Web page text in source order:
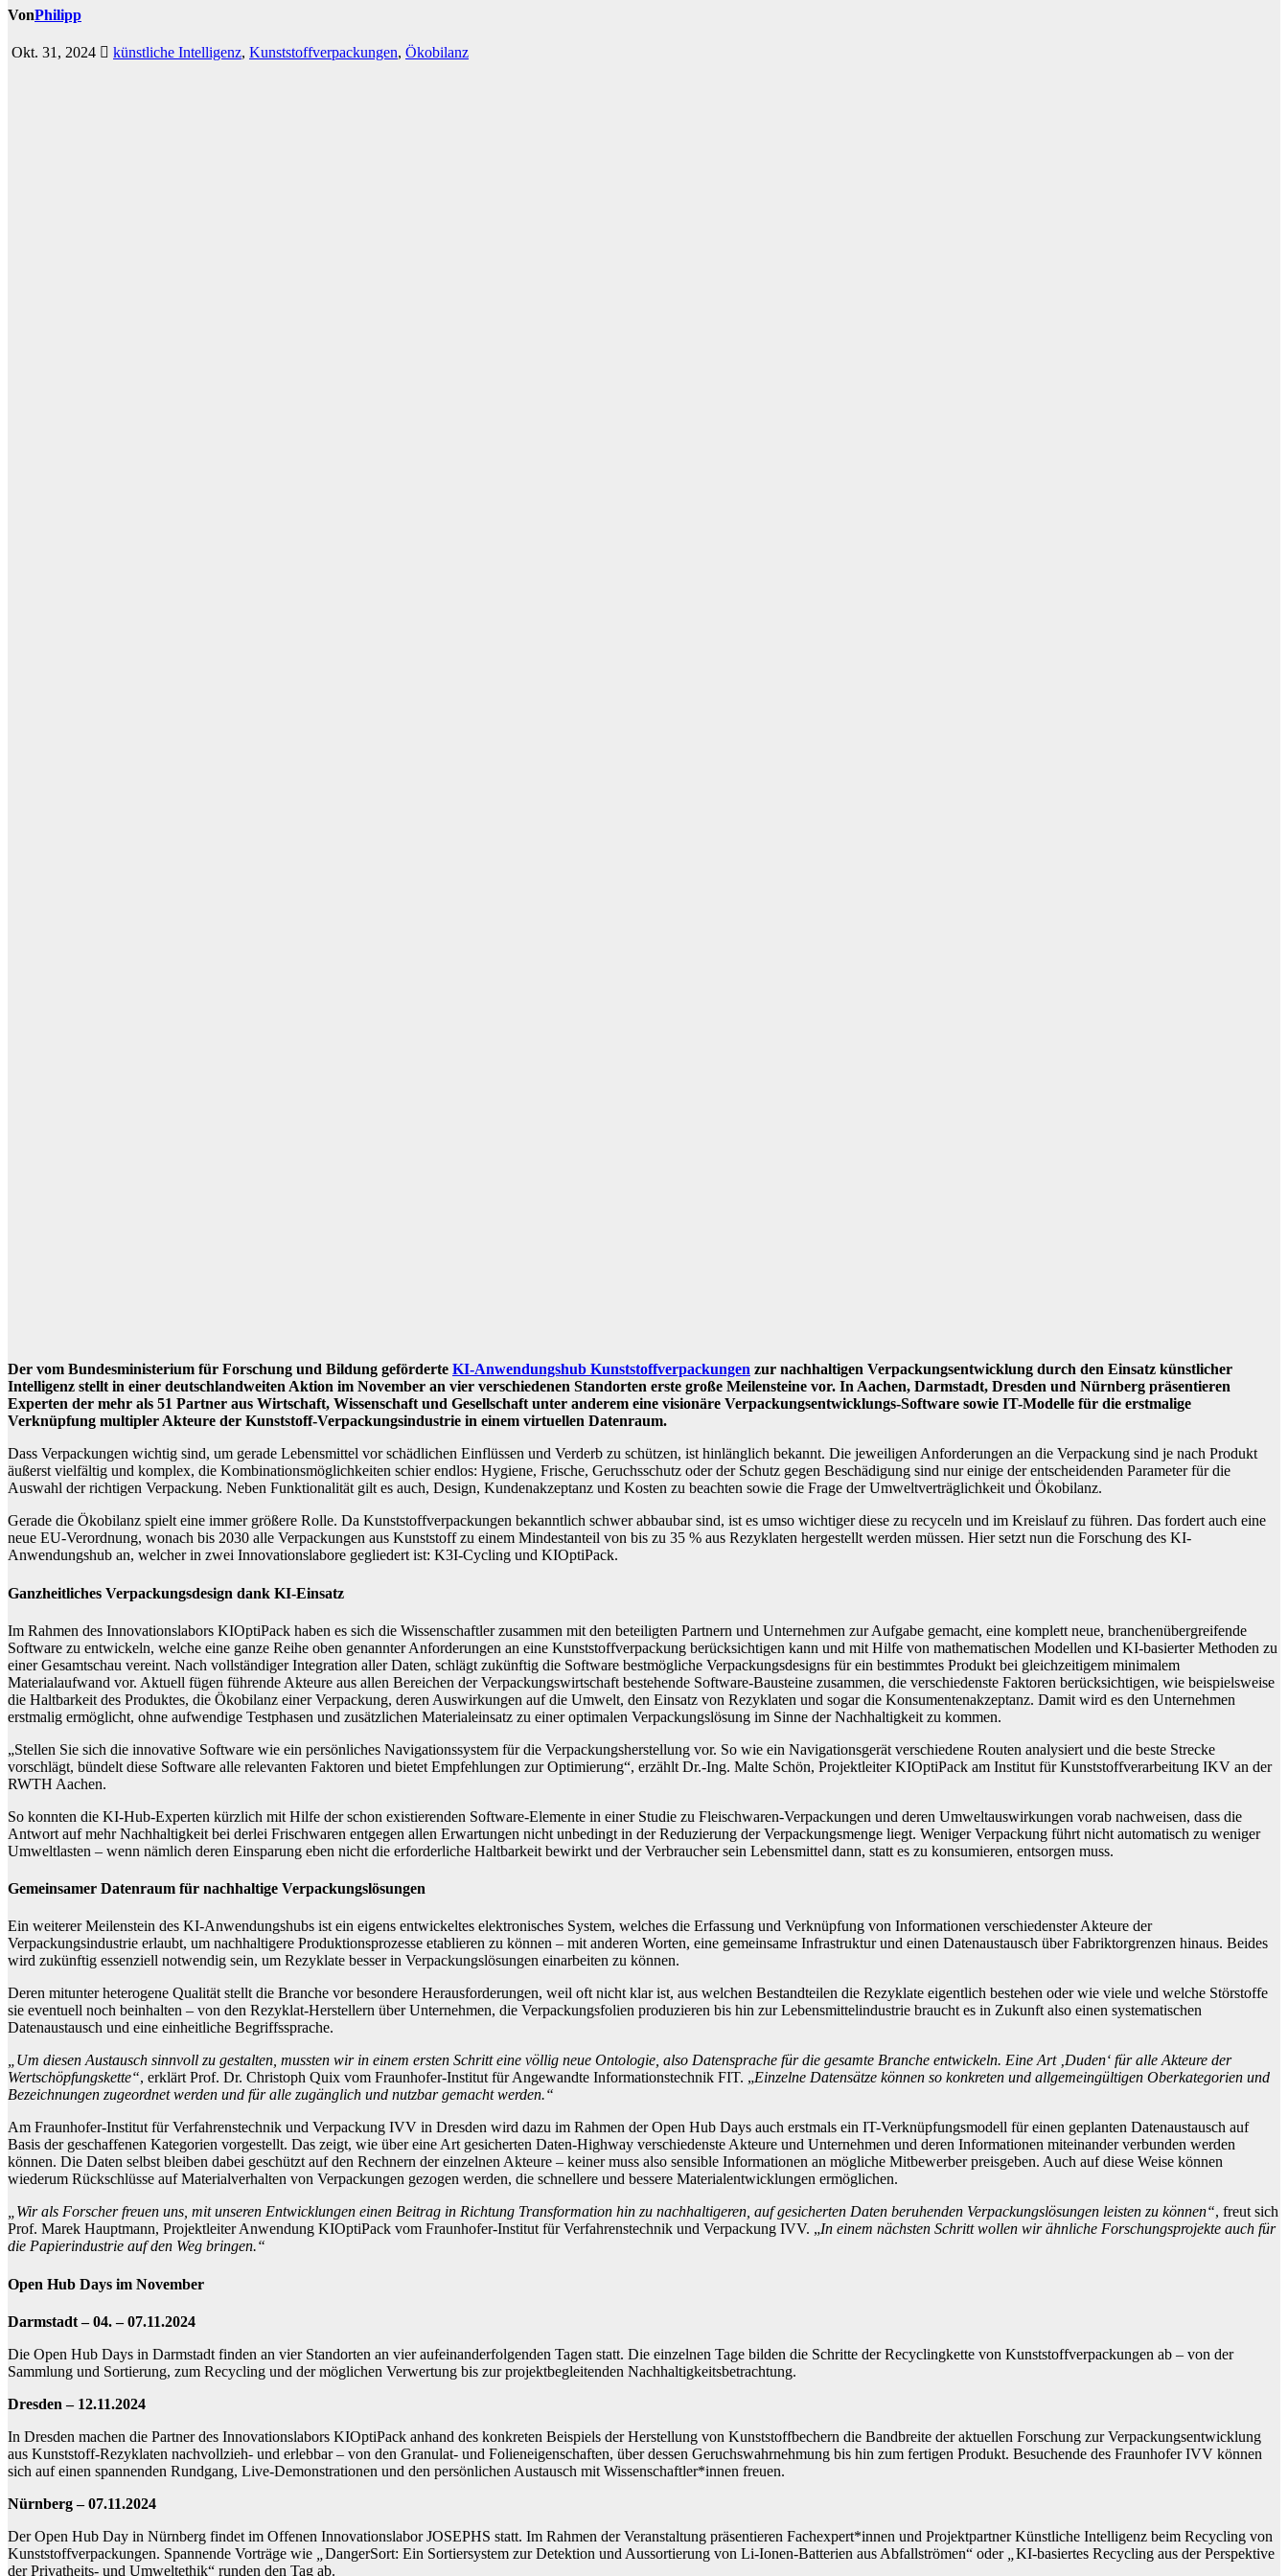
VonPhilipp
Okt. 31, 2024 künstliche Intelligenz, Kunststoffverpackungen, Ökobilanz
Der vom Bundesministerium für Forschung und Bildung geförderte KI-Anwendungshub Kunststoffverpackungen zur nachhaltigen Verpackungsentwicklung durch den Einsatz künstlicher
Intelligenz stellt in einer deutschlandweiten Aktion im November an vier verschiedenen Standorten erste große Meilensteine vor. In Aachen, Darmstadt, Dresden und Nürnberg präsentieren
Experten der mehr als 51 Partner aus Wirtschaft, Wissenschaft und Gesellschaft unter anderem eine visionäre Verpackungsentwicklungs-Software sowie IT-Modelle für die erstmalige
Verknüpfung multipler Akteure der Kunststoff-Verpackungsindustrie in einem virtuellen Datenraum.
Dass Verpackungen wichtig sind, um gerade Lebensmittel vor schädlichen Einflüssen und Verderb zu schützen, ist hinlänglich bekannt. Die jeweiligen Anforderungen an die Verpackung sind je nach Produkt
äußerst vielfältig und komplex, die Kombinationsmöglichkeiten schier endlos: Hygiene, Frische, Geruchsschutz oder der Schutz gegen Beschädigung sind nur einige der entscheidenden Parameter für die
Auswahl der richtigen Verpackung. Neben Funktionalität gilt es auch, Design, Kundenakzeptanz und Kosten zu beachten sowie die Frage der Umweltverträglichkeit und Ökobilanz.
Gerade die Ökobilanz spielt eine immer größere Rolle. Da Kunststoffverpackungen bekanntlich schwer abbaubar sind, ist es umso wichtiger diese zu recyceln und im Kreislauf zu führen. Das fordert auch eine
neue EU-Verordnung, wonach bis 2030 alle Verpackungen aus Kunststoff zu einem Mindestanteil von bis zu 35 % aus Rezyklaten hergestellt werden müssen. Hier setzt nun die Forschung des KI-
Anwendungshub an, welcher in zwei Innovationslabore gegliedert ist: K3I-Cycling und KIOptiPack.
Ganzheitliches Verpackungsdesign dank KI-Einsatz
Im Rahmen des Innovationslabors KIOptiPack haben es sich die Wissenschaftler zusammen mit den beteiligten Partnern und Unternehmen zur Aufgabe gemacht, eine komplett neue, branchenübergreifende
Software zu entwickeln, welche eine ganze Reihe oben genannter Anforderungen an eine Kunststoffverpackung berücksichtigen kann und mit Hilfe von mathematischen Modellen und KI-basierter Methoden zu
einer Gesamtschau vereint. Nach vollständiger Integration aller Daten, schlägt zukünftig die Software bestmögliche Verpackungsdesigns für ein bestimmtes Produkt bei gleichzeitigem minimalem
Materialaufwand vor. Aktuell fügen führende Akteure aus allen Bereichen der Verpackungswirtschaft bestehende Software-Bausteine zusammen, die verschiedenste Faktoren berücksichtigen, wie beispielsweise
die Haltbarkeit des Produktes, die Ökobilanz einer Verpackung, deren Auswirkungen auf die Umwelt, den Einsatz von Rezyklaten und sogar die Konsumentenakzeptanz. Damit wird es den Unternehmen
erstmalig ermöglicht, ohne aufwendige Testphasen und zusätzlichen Materialeinsatz zu einer optimalen Verpackungslösung im Sinne der Nachhaltigkeit zu kommen.
„Stellen Sie sich die innovative Software wie ein persönliches Navigationssystem für die Verpackungsherstellung vor. So wie ein Navigationsgerät verschiedene Routen analysiert und die beste Strecke
vorschlägt, bündelt diese Software alle relevanten Faktoren und bietet Empfehlungen zur Optimierung“, erzählt Dr.-Ing. Malte Schön, Projektleiter KIOptiPack am Institut für Kunststoffverarbeitung IKV an der
RWTH Aachen.
So konnten die KI-Hub-Experten kürzlich mit Hilfe der schon existierenden Software-Elemente in einer Studie zu Fleischwaren-Verpackungen und deren Umweltauswirkungen vorab nachweisen, dass die
Antwort auf mehr Nachhaltigkeit bei derlei Frischwaren entgegen allen Erwartungen nicht unbedingt in der Reduzierung der Verpackungsmenge liegt. Weniger Verpackung führt nicht automatisch zu weniger
Umweltlasten – wenn nämlich deren Einsparung eben nicht die erforderliche Haltbarkeit bewirkt und der Verbraucher sein Lebensmittel dann, statt es zu konsumieren, entsorgen muss.
Gemeinsamer Datenraum für nachhaltige Verpackungslösungen
Ein weiterer Meilenstein des KI-Anwendungshubs ist ein eigens entwickeltes elektronisches System, welches die Erfassung und Verknüpfung von Informationen verschiedenster Akteure der
Verpackungsindustrie erlaubt, um nachhaltigere Produktionsprozesse etablieren zu können – mit anderen Worten, eine gemeinsame Infrastruktur und einen Datenaustausch über Fabriktorgrenzen hinaus. Beides
wird zukünftig essenziell notwendig sein, um Rezyklate besser in Verpackungslösungen einarbeiten zu können.
Deren mitunter heterogene Qualität stellt die Branche vor besondere Herausforderungen, weil oft nicht klar ist, aus welchen Bestandteilen die Rezyklate eigentlich bestehen oder wie viele und welche Störstoffe
sie eventuell noch beinhalten – von den Rezyklat-Herstellern über Unternehmen, die Verpackungsfolien produzieren bis hin zur Lebensmittelindustrie braucht es in Zukunft also einen systematischen
Datenaustausch und eine einheitliche Begriffssprache.
„Um diesen Austausch sinnvoll zu gestalten, mussten wir in einem ersten Schritt eine völlig neue Ontologie, also Datensprache für die gesamte Branche entwickeln. Eine Art ‚Duden‘ für alle Akteure der
Wertschöpfungskette“, erklärt Prof. Dr. Christoph Quix vom Fraunhofer-Institut für Angewandte Informationstechnik FIT. „Einzelne Datensätze können so konkreten und allgemeingültigen Oberkategorien und
Bezeichnungen zugeordnet werden und für alle zugänglich und nutzbar gemacht werden.“
Am Fraunhofer-Institut für Verfahrenstechnik und Verpackung IVV in Dresden wird dazu im Rahmen der Open Hub Days auch erstmals ein IT-Verknüpfungsmodell für einen geplanten Datenaustausch auf
Basis der geschaffenen Kategorien vorgestellt. Das zeigt, wie über eine Art gesicherten Daten-Highway verschiedenste Akteure und Unternehmen und deren Informationen miteinander verbunden werden
können. Die Daten selbst bleiben dabei geschützt auf den Rechnern der einzelnen Akteure – keiner muss also sensible Informationen an mögliche Mitbewerber preisgeben. Auch auf diese Weise können
wiederum Rückschlüsse auf Materialverhalten von Verpackungen gezogen werden, die schnellere und bessere Materialentwicklungen ermöglichen.
„Wir als Forscher freuen uns, mit unseren Entwicklungen einen Beitrag in Richtung Transformation hin zu nachhaltigeren, auf gesicherten Daten beruhenden Verpackungslösungen leisten zu können“, freut sich
Prof. Marek Hauptmann, Projektleiter Anwendung KIOptiPack vom Fraunhofer-Institut für Verfahrenstechnik und Verpackung IVV. „In einem nächsten Schritt wollen wir ähnliche Forschungsprojekte auch für
die Papierindustrie auf den Weg bringen.“
Open Hub Days im November
Darmstadt – 04. – 07.11.2024
Die Open Hub Days in Darmstadt finden an vier Standorten an vier aufeinanderfolgenden Tagen statt. Die einzelnen Tage bilden die Schritte der Recyclingkette von Kunststoffverpackungen ab – von der
Sammlung und Sortierung, zum Recycling und der möglichen Verwertung bis zur projektbegleitenden Nachhaltigkeitsbetrachtung.
Dresden – 12.11.2024
In Dresden machen die Partner des Innovationslabors KIOptiPack anhand des konkreten Beispiels der Herstellung von Kunststoffbechern die Bandbreite der aktuellen Forschung zur Verpackungsentwicklung
aus Kunststoff-Rezyklaten nachvollzieh- und erlebbar – von den Granulat- und Folieneigenschaften, über dessen Geruchswahrnehmung bis hin zum fertigen Produkt. Besuchende des Fraunhofer IVV können
sich auf einen spannenden Rundgang, Live-Demonstrationen und den persönlichen Austausch mit Wissenschaftler*innen freuen.
Nürnberg – 07.11.2024
Der Open Hub Day in Nürnberg findet im Offenen Innovationslabor JOSEPHS statt. Im Rahmen der Veranstaltung präsentieren Fachexpert*innen und Projektpartner Künstliche Intelligenz beim Recycling von
Kunststoffverpackungen. Spannende Vorträge wie
DangerSort: Ein Sortiersystem zur Detektion und Aussortierung von Li-Ionen-Batterien aus Abfallströmen“ oder
KI-basiertes Recycling aus der Perspektive
der Privatheits- und Umweltethik“ runden den Tag ab.